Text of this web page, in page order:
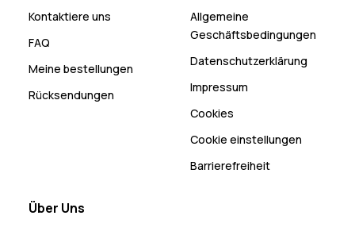
Kontaktiere uns
FAQ
Meine bestellungen
Rücksendungen
Allgemeine
Geschäftsbedingungen
Datenschutzerklärung
Impressum
Cookies
Cookie einstellungen
Barrierefreiheit
Über Uns